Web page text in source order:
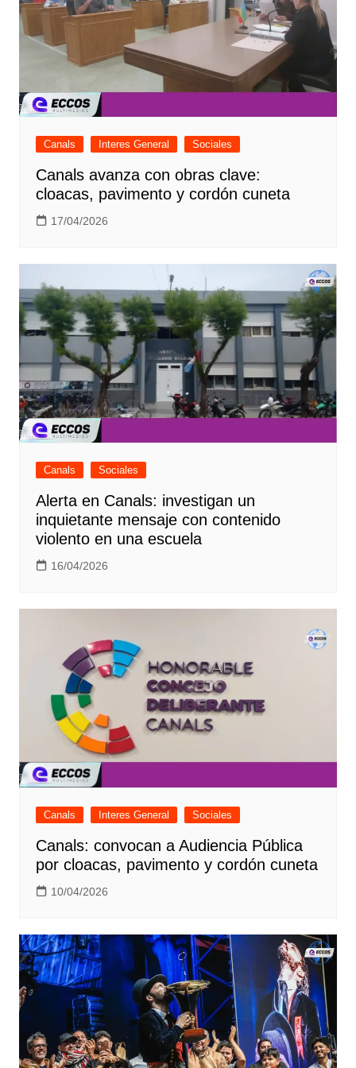
Canals Interes General Sociales
Canals avanza con obras clave:
cloacas, pavimento y cordón cuneta
17/04/2026
Canals Sociales
Alerta en Canals: investigan un
inquietante mensaje con contenido
violento en una escuela
16/04/2026
Canals Interes General Sociales
Canals: convocan a Audiencia Pública
por cloacas, pavimento y cordón cuneta
10/04/2026